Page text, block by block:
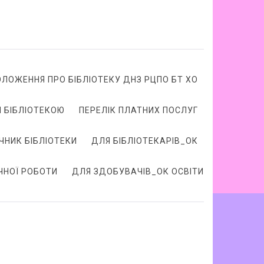
ПРО БІБЛІОТЕКУ ДНЗ РЦПО БТ ХО
ПЕРЕЛІК ПЛАТНИХ ПОСЛУГ
БІБЛІОТЕКИ ДЛЯ БІБЛІОТЕКАРІВ_ОК
РОБОТИ ДЛЯ ЗДОБУВАЧІВ_ОК ОСВІТИ